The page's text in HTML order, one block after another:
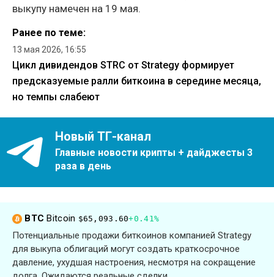
выкупу намечен на 19 мая.
Ранее по теме:
13 мая 2026, 16:55
Цикл дивидендов STRC от Strategy формирует
предсказуемые ралли биткоина в середине месяца,
но темпы слабеют
Новый ТГ-канал
Главные новости крипты + дайджесты 3
раза в день
BTCBitcoin $65,093.60+0.41%
Потенциальные продажи биткоинов компанией Strategy
для выкупа облигаций могут создать краткосрочное
давление, ухудшая настроения, несмотря на сокращение